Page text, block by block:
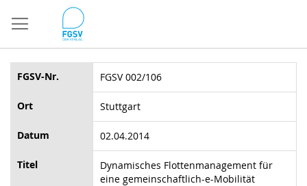
zum
Inhalt
FGSV-Nr. FGSV 002/106
Ort Stuttgart
Datum 02.04.2014
Titel
Dynamisches Flottenmanagement für
eine gemeinschaftlich-e-Mobilität